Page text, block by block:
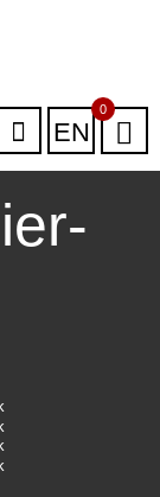
EN
0